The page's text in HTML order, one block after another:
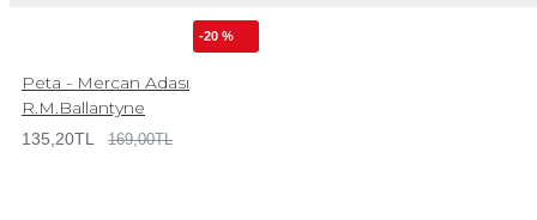
-20 %
Peta - Mercan Adası
R.M.Ballantyne
135,20TL 169,00TL